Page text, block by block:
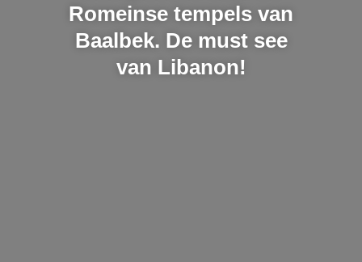
Romeinse tempels van
Baalbek. De must see
van Libanon!